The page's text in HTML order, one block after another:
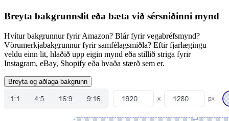
Breyta bakgrunnslit eða bæta við sérsniðinni mynd
Hvítur bakgrunnur fyrir Amazon? Blár fyrir vegabréfsmynd?
Vörumerkjabakgrunnur fyrir samfélagsmiðla? Eftir fjarlægingu
veldu einn lit, hlaðið upp eigin mynd eða stillið striga fyrir
Instagram, eBay, Shopify eða hvaða stærð sem er.
Breyta og aðlaga bakgrunn